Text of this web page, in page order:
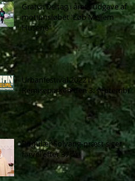
Gratis: Deltag i årets udgave af
motionsløbet 'Løb Mellem
Husene"
Urbanfestival 2022 i
Remiseparken den 3. september
Populær Solvang-præst siger
farvel efter 37 år